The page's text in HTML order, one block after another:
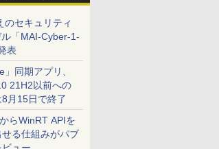
のセキュリティ
「MAI-Cyber-1-
表
」同期アプリ、
21H2以前への
月15日で終了
らWinRT APIを
る仕組みがパブ